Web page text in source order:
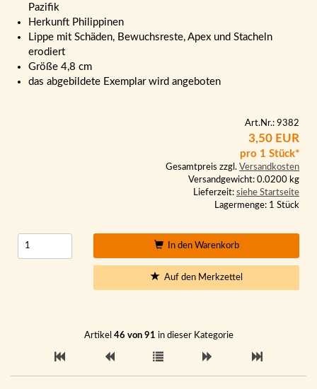
Pazifik
Herkunft Philippinen
Lippe mit Schäden, Bewuchsreste, Apex und Stacheln
erodiert
Größe 4,8 cm
das abgebildete Exemplar wird angeboten
Art.Nr.: 9382
3,50 EUR
pro 1 Stück*
Gesamtpreis zzgl. Versandkosten
Versandgewicht: 0.0200 kg
Lieferzeit: siehe Startseite
Lagermenge: 1 Stück
In den Warenkorb
Auf den Merkzettel
Artikel 46 von 91 in dieser Kategorie